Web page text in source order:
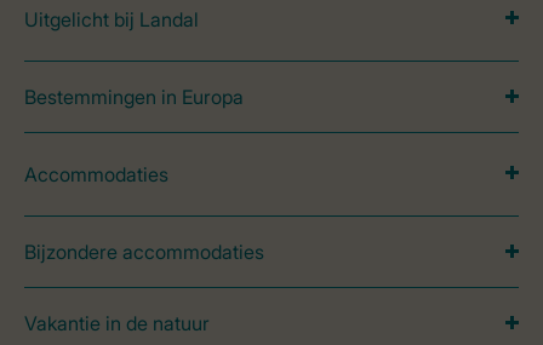
Uitgelicht bij Landal
Bestemmingen in Europa
Accommodaties
Bijzondere accommodaties
Vakantie in de natuur